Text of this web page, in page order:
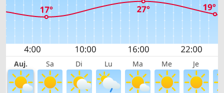
Auj. Sa Di Lu Ma Me Je